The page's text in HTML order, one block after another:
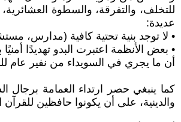
للتخلف، والتفرقة، والسطوة
عديدة:
• لا توجد بنية تحتية كافية (مدارس،
• بعض الأنظمة اعتبرت البدو تهديدًا
أن ما يجري في السويداء من نفير عام
كما ينبغي حصر ارتداء العمامة برجال
والدينية، على أن يكونوا حافظين